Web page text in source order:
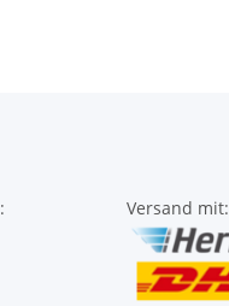
Versand mit: